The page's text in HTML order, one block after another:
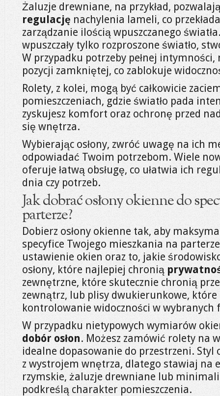
Żaluzje drewniane, na przykład,
regulację nachylenia lameli, co
zarządzanie ilością wpuszczanego
wpuszczały tylko rozproszone światło,
W przypadku potrzeby pełnej
pozycji zamkniętej, co zablokuje
Rolety, z kolei, mogą być całkowicie
pomieszczeniach, gdzie światło pada
zyskujesz komfort oraz ochronę przed
się wnętrza.
Wybierając osłony, zwróć uwagę na ich
odpowiadać Twoim potrzebom. Wiele
oferuje łatwą obsługę, co ułatwia ich
dnia czy potrzeb.
Jak dobrać osłony okienne do
parterze?
Dobierz osłony okienne tak, aby
specyfice Twojego mieszkania na
ustawienie okien oraz to, jakie
osłony, które najlepiej chronią
zewnętrzne, które skutecznie chronią
zewnątrz, lub plisy dwukierunkowe,
kontrolowanie widoczności w
W przypadku nietypowych wymiarów
dobór osłon. Możesz zamówić rolety na
idealne dopasowanie do przestrzeni. Styl
z wystrojem wnętrza, dlatego stawiaj na
rzymskie, żaluzje drewniane lub
podkreślą charakter pomieszczenia.